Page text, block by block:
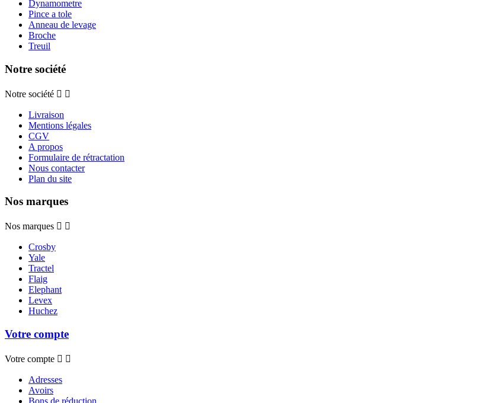
Dynamometre
Pince a tole
Anneau de levage
Broche
Treuil
Notre société
Notre société  
Livraison
Mentions légales
CGV
A propos
Formulaire de rétractation
Nous contacter
Plan du site
Nos marques
Nos marques  
Crosby
Yale
Tractel
Flaig
Elephant
Levex
Huchez
Votre compte
Votre compte  
Adresses
Avoirs
Bons de réduction